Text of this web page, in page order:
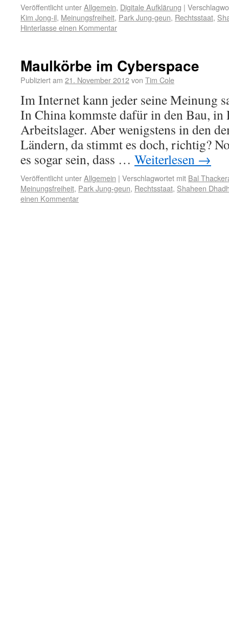
Veröffentlicht unterAllgemein, Digitale Aufklärung |
Kim Jong-il, Meinungsfreiheit, Park Jung-geun, Rechtsstaat,
Hinterlasse einen Kommentar
Maulkörbe im Cyberspace
Publiziert am 21. November 2012von Tim Cole
Im Internet kann jeder seine Meinung
In China kommste dafür in den Bau, in
Arbeitslager. Aber wenigstens in den
Ländern, da stimmt es doch, richtig?
es sogar sein, dass … Weiterlesen →
Veröffentlicht unterAllgemein | Verschlagwortet mit Bal
Meinungsfreiheit, Park Jung-geun, Rechtsstaat, Shaheen
einen Kommentar